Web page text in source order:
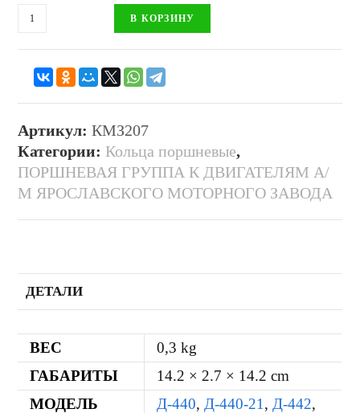
В КОРЗИНУ
Артикул:КМЗ207
Категории: Кольца поршневые,
ПОРШНЕВАЯ ГРУППА К ДВИГАТЕЛЯМ А/
М ЯРОСЛАВСКОГО МОТОРНОГО ЗАВОДА
ДЕТАЛИ
ВЕС
0,3 kg
ГАБАРИТЫ
14.2 × 2.7 × 14.2 cm
МОДЕЛЬ
Д-440, Д-440-21 , Д-442,